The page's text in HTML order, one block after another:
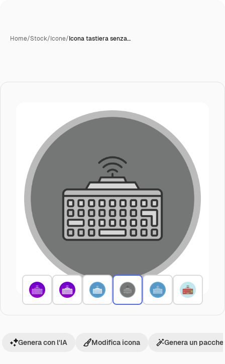
Home/Stock/Icone/Icona tastiera senza…
Genera con l'IA Modifica icona Genera un